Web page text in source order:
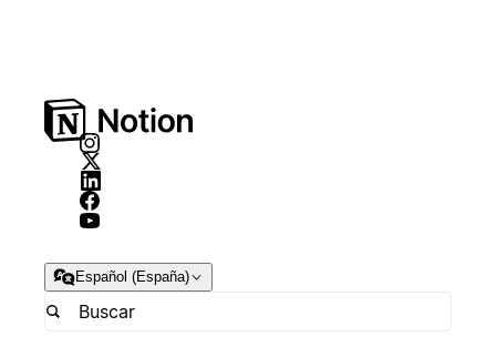
Español (España)